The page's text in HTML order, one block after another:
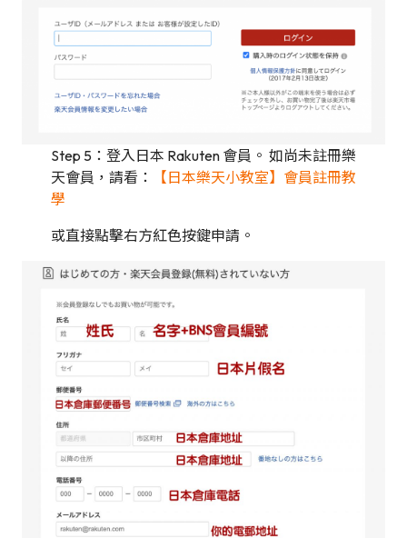
Step 5：登入日本 Rakuten 會員。 如尚未註冊樂
天會員，請看：
【日本樂天小教室】會員註冊教
學
或直接點擊右方紅色按鍵申請。